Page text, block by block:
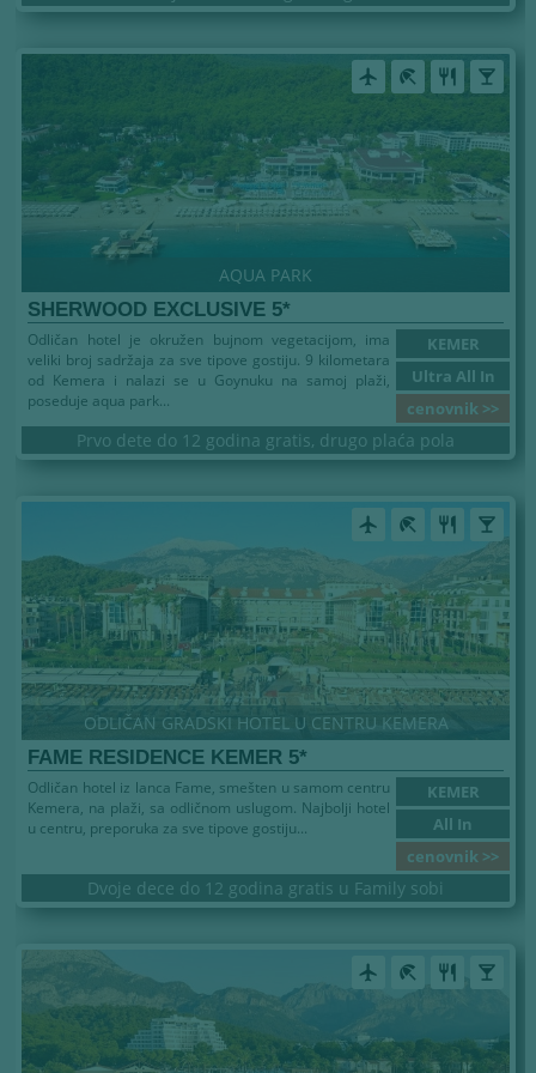
airplanemode_active beach_access restaurant local_bar
AQUA PARK
SHERWOOD EXCLUSIVE 5*
KEMER
Ultra All In
cenovnik >>
Odličan hotel je okružen bujnom vegetacijom, ima
veliki broj sadržaja za sve tipove gostiju. 9 kilometara
od Kemera i nalazi se u Goynuku na samoj plaži,
poseduje aqua park...
Prvo dete do 12 godina gratis, drugo plaća pola
airplanemode_active beach_access restaurant local_bar
ODLIČAN GRADSKI HOTEL U CENTRU KEMERA
FAME RESIDENCE KEMER 5*
KEMER
All In
cenovnik >>
Odličan hotel iz lanca Fame, smešten u samom centru
Kemera, na plaži, sa odličnom uslugom. Najbolji hotel
u centru, preporuka za sve tipove gostiju...
Dvoje dece do 12 godina gratis u Family sobi
airplanemode_active beach_access restaurant local_bar